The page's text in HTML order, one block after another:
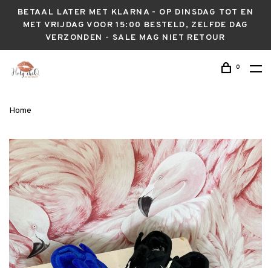
BETAAL LATER MET KLARNA - OP DINSDAG TOT EN
MET VRIJDAG VOOR 15:00 BESTELD, ZELFDE DAG
VERZONDEN - SALE MAG NIET RETOUR
0
Home